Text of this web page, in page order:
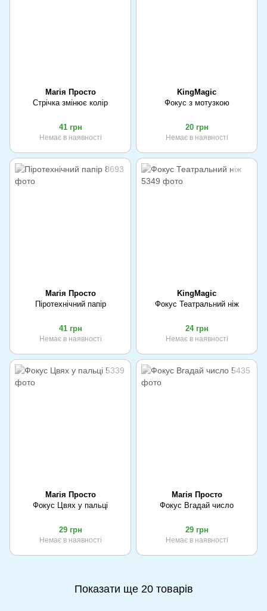
Магія Просто
Стрічка змінює колір
41 грн
Немає в наявності
KingMagic
Фокус з мотузкою
20 грн
Немає в наявності
Магія Просто
Піротехнічний папір
41 грн
Немає в наявності
KingMagic
Фокус Театральний ніж
24 грн
Немає в наявності
Магія Просто
Фокус Цвях у пальці
29 грн
Немає в наявності
Магія Просто
Фокус Вгадай число
29 грн
Немає в наявності
Показати ще 20 товарів